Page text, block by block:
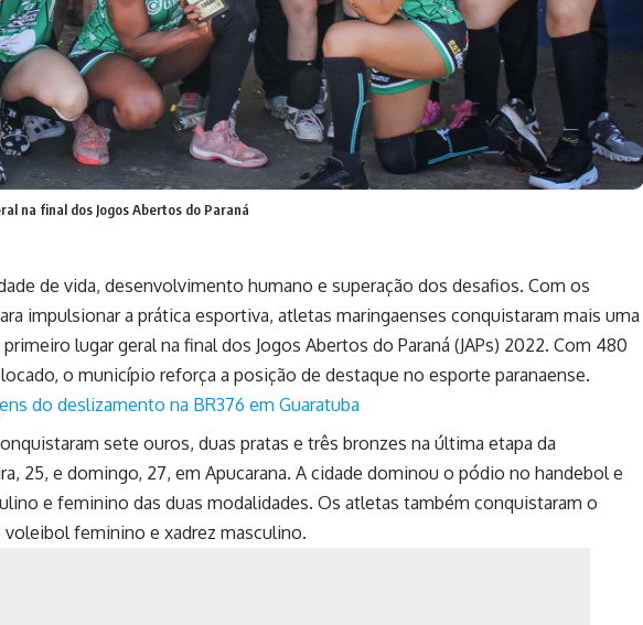
na final dos Jogos Abertos do Paraná
de vida, desenvolvimento humano e superação dos desafios. Com os
impulsionar a prática esportiva, atletas maringaenses conquistaram mais uma
lugar geral na final dos Jogos Abertos do Paraná (JAPs) 2022. Com 480
o município reforça a posição de destaque no esporte paranaense.
do deslizamento na BR376 em Guaratuba
sete ouros, duas pratas e três bronzes na última etapa da
25, e domingo, 27, em Apucarana. A cidade dominou o pódio no handebol e
e feminino das duas modalidades. Os atletas também conquistaram o
feminino e xadrez masculino.